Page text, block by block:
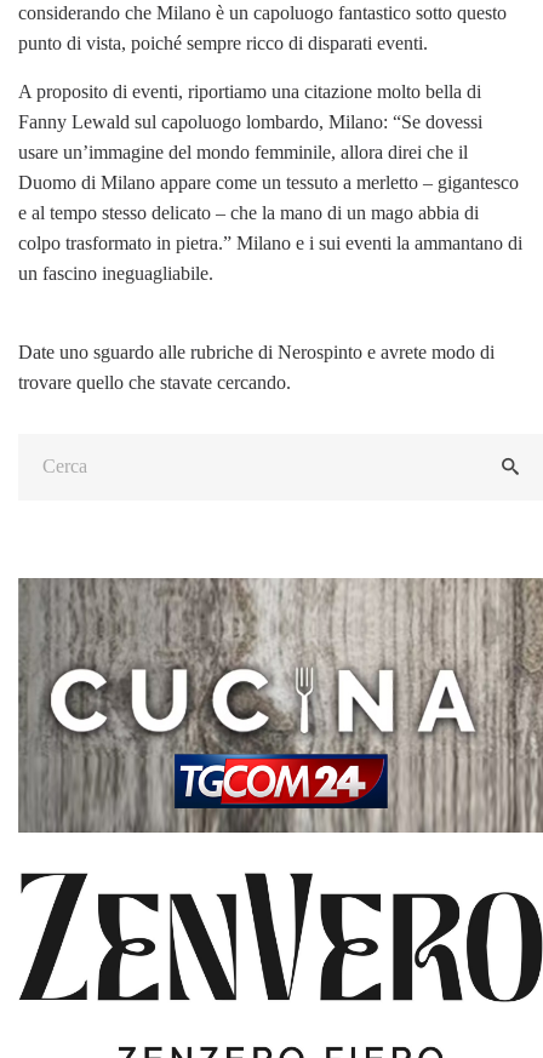
considerando che Milano è un capoluogo fantastico sotto questo
punto di vista, poiché sempre ricco di disparati eventi.
A proposito di eventi, riportiamo una citazione molto bella di
Fanny Lewald sul capoluogo lombardo, Milano: “Se dovessi
usare un’immagine del mondo femminile, allora direi che il
Duomo di Milano appare come un tessuto a merletto – gigantesco
e al tempo stesso delicato – che la mano di un mago abbia di
colpo trasformato in pietra.” Milano e i sui eventi la ammantano di
un fascino ineguagliabile.
Date uno sguardo alle rubriche di Nerospinto e avrete modo di
trovare quello che stavate cercando.